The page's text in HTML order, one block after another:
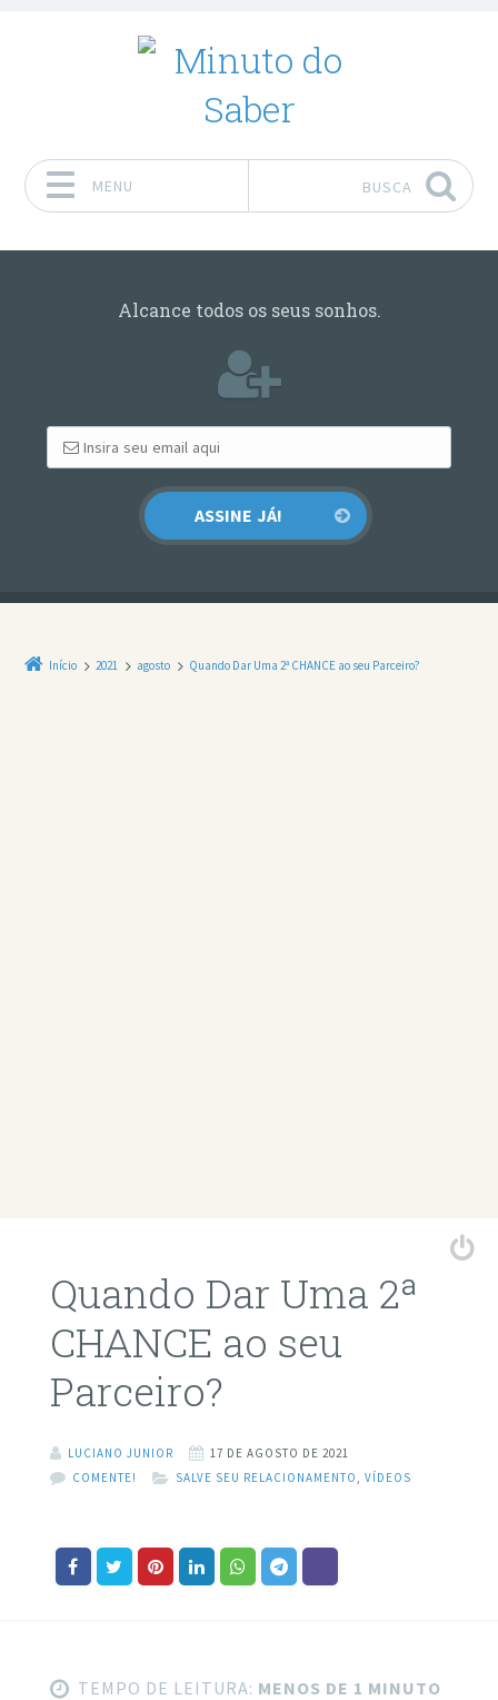
MENU BUSCA
Alcance todos os seus sonhos.
Início 2021 agosto Quando Dar Uma 2ª CHANCE ao seu Parceiro?
Quando Dar Uma 2ª
CHANCE ao seu
Parceiro?
LUCIANO JUNIOR
17 DE AGOSTO DE 2021
COMENTE!
SALVE SEU RELACIONAMENTO VÍDEOS
TEMPO DE LEITURA: MENOS DE 1 MINUTO